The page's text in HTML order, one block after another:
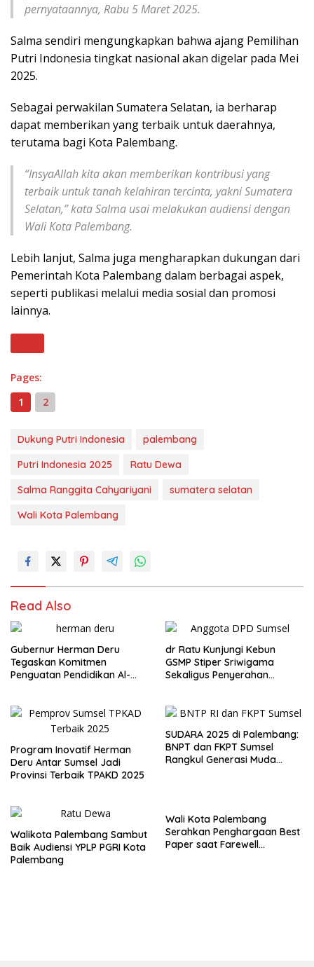
pernyataannya, Rabu 5 Maret 2025.
Salma sendiri mengungkapkan bahwa ajang Pemilihan
Putri Indonesia tingkat nasional akan digelar pada Mei
2025.
Sebagai perwakilan Sumatera Selatan, ia berharap
dapat memberikan yang terbaik untuk daerahnya,
terutama bagi Kota Palembang.
“InsyaAllah kita akan memberikan kontribusi yang
terbaik untuk tanah kelahiran tercinta, yakni Sumatera
Selatan,” kata Salma usai melakukan audiensi dengan
Wali Kota Palembang.
Lebih lanjut, Salma juga mengharapkan dukungan dari
Pemerintah Kota Palembang dalam berbagai aspek,
seperti publikasi melalui media sosial dan promosi
lainnya.
Pages:
1
2
Dukung Putri Indonesia
palembang
Putri Indonesia 2025
Ratu Dewa
Salma Ranggita Cahyariyani
sumatera selatan
Wali Kota Palembang
Read Also
Gubernur Herman Deru
Tegaskan Komitmen
Penguatan Pendidikan Al-
dr Ratu Kunjungi Kebun
GSMP Stiper Sriwigama
Sekaligus Penyerahan
Program Inovatif Herman
Deru Antar Sumsel Jadi
Provinsi Terbaik TPAKD 2025
SUDARA 2025 di Palembang:
BNPT dan FKPT Sumsel
Rangkul Generasi Muda
Walikota Palembang Sambut
Baik Audiensi YPLP PGRI Kota
Palembang
Wali Kota Palembang
Serahkan Penghargaan Best
Paper saat Farewell